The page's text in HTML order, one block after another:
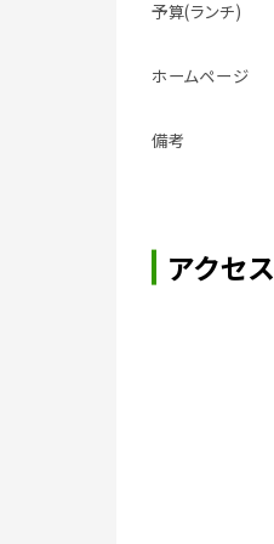
予算(ランチ)
ホームページ
備考
アクセス